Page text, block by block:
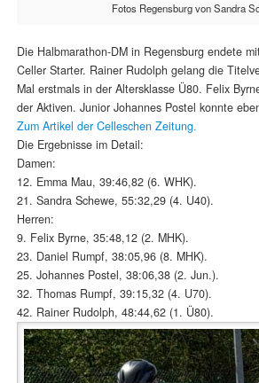
Fotos Regensburg von Sandra
Die Halbmarathon-DM in Regensburg endete
Celler Starter. Rainer Rudolph gelang die
Mal erstmals in der Altersklasse Ü80. Felix
der Aktiven. Junior Johannes Postel konnte
Zum Artikel der Celleschen Zeitung.
Die Ergebnisse im Detail:
Damen:
12. Emma Mau, 39:46,82 (6. WHK).
21. Sandra Schewe, 55:32,29 (4. U40).
Herren:
9. Felix Byrne, 35:48,12 (2. MHK).
23. Daniel Rumpf, 38:05,96 (8. MHK).
25. Johannes Postel, 38:06,38 (2. Jun.).
32. Thomas Rumpf, 39:15,32 (4. U70).
42. Rainer Rudolph, 48:44,62 (1. Ü80).